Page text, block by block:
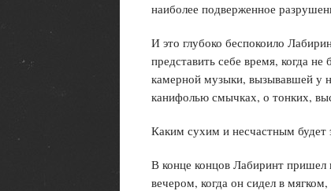
наиболее подверженное
И это глубоко беспокоило
представить себе время, когда
камерной музыки, вызывавшей у
канифолью смычках, о тонких,
Каким сухим и несчастным
В конце концов Лабиринт
вечером, когда он сидел в